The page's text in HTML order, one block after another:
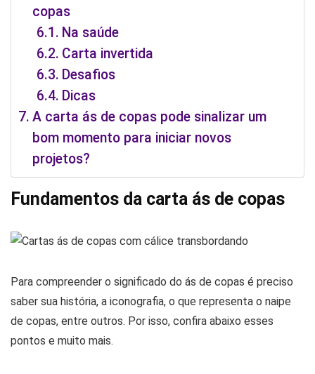
copas
Na saúde
Carta invertida
Desafios
Dicas
A carta ás de copas pode sinalizar um
bom momento para iniciar novos
projetos?
Fundamentos da carta ás de copas
Para compreender o significado do ás de copas é preciso
saber sua história, a iconografia, o que representa o naipe
de copas, entre outros. Por isso, confira abaixo esses
pontos e muito mais.